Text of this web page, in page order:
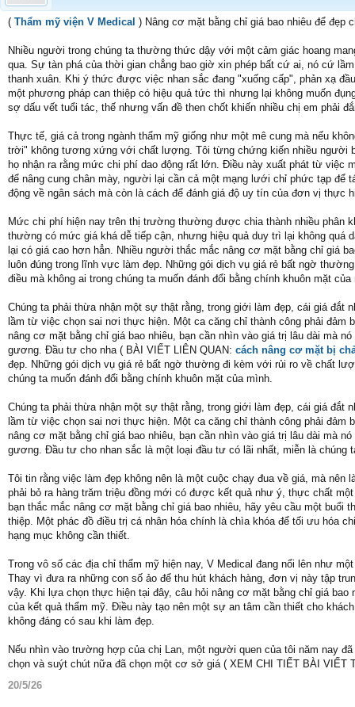
( Thẩm mỹ viện V Medical ) Nâng cơ mặt bằng chỉ giá bao nhiêu để đẹp
Nhiều người trong chúng ta thường thức dậy với một cảm giác hoang
qua. Sự tàn phá của thời gian chẳng bao giờ xin phép bất cứ ai, nó cứ
thanh xuân. Khi ý thức được việc nhan sắc đang "xuống cấp", phản xạ
một phương pháp can thiệp có hiệu quả tức thì nhưng lại không muốn
sợ dấu vết tuổi tác, thế nhưng vấn đề then chốt khiến nhiều chị em phải
Thực tế, giá cả trong ngành thẩm mỹ giống như một mê cung mà nếu
trời" không tương xứng với chất lượng. Tôi từng chứng kiến nhiều người
họ nhận ra rằng mức chi phí dao động rất lớn. Điều này xuất phát từ
để nâng cung chân mày, người lại cần cả một mạng lưới chỉ phức tạp
động về ngân sách mà còn là cách để đánh giá độ uy tín của đơn vị thực
Mức chi phí hiện nay trên thị trường thường được chia thành nhiều phân
thường có mức giá khá dễ tiếp cận, nhưng hiệu quả duy trì lại không quá
lại có giá cao hơn hẳn. Nhiều người thắc mắc nâng cơ mặt bằng chỉ giá
luôn đúng trong lĩnh vực làm đẹp. Những gói dịch vụ giá rẻ bất ngờ
điều mà không ai trong chúng ta muốn đánh đổi bằng chính khuôn mặt của
Chúng ta phải thừa nhận một sự thật rằng, trong giới làm đẹp, cái giá
lầm từ việc chọn sai nơi thực hiện. Một ca căng chỉ thành công phải
nâng cơ mặt bằng chỉ giá bao nhiêu, bạn cần nhìn vào giá trị lâu dài mà
gương. Đầu tư cho nha ( BÀI VIẾT LIÊN QUAN: cách nâng cơ mặt bị
đẹp. Những gói dịch vụ giá rẻ bất ngờ thường đi kèm với rủi ro về chất
chúng ta muốn đánh đổi bằng chính khuôn mặt của mình.
Chúng ta phải thừa nhận một sự thật rằng, trong giới làm đẹp, cái giá
lầm từ việc chọn sai nơi thực hiện. Một ca căng chỉ thành công phải
nâng cơ mặt bằng chỉ giá bao nhiêu, bạn cần nhìn vào giá trị lâu dài mà
gương. Đầu tư cho nhan sắc là một loại đầu tư có lãi nhất, miễn là chúng
Tôi tin rằng việc làm đẹp không nên là một cuộc chạy đua về giá, mà
phải bỏ ra hàng trăm triệu đồng mới có được kết quả như ý, thực chất
bạn thắc mắc nâng cơ mặt bằng chỉ giá bao nhiêu, hãy yêu cầu một
thiệp. Một phác đồ điều trị cá nhân hóa chính là chìa khóa để tối ưu hóa
hạng mục không cần thiết.
Trong vô số các địa chỉ thẩm mỹ hiện nay, V Medical đang nổi lên như
Thay vì đưa ra những con số ảo để thu hút khách hàng, đơn vị này tập
vậy. Khi lựa chọn thực hiện tại đây, câu hỏi nâng cơ mặt bằng chỉ giá
của kết quả thẩm mỹ. Điều này tạo nên một sự an tâm cần thiết cho
không đáng có sau khi làm đẹp.
Nếu nhìn vào trường hợp của chị Lan, một người quen của tôi năm nay
chọn và suýt chút nữa đã chọn một cơ sở giá ( XEM CHI TIẾT BÀI VIẾT
20/5/26